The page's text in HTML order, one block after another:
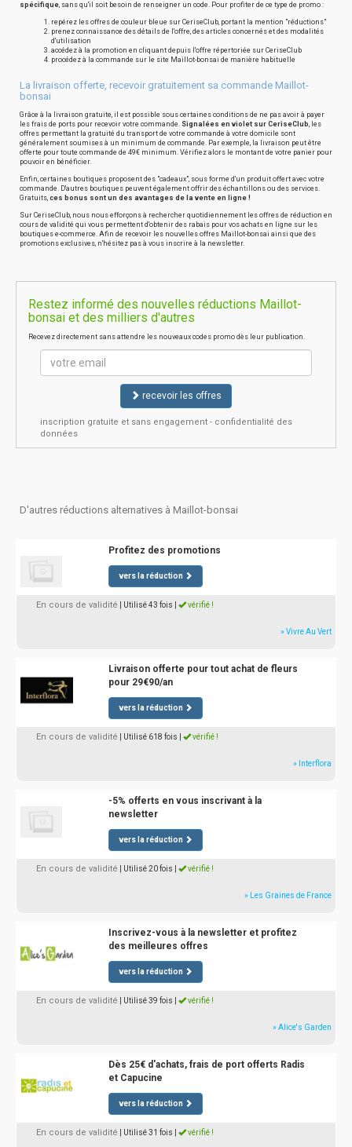
spécifique, sans qu'il soit besoin de renseigner un code. Pour profiter de ce type de promo :
repérez les offres de couleur bleue sur CeriseClub, portant la mention "réductions"
prenez connaissance des détails de l'offre, des articles concernés et des modalités
d'utilisation
accédez à la promotion en cliquant depuis l'offre répertoriée sur CeriseClub
procédez à la commande sur le site Maillot-bonsai de manière habituelle
La livraison offerte, recevoir gratuitement sa commande Maillot-
bonsai
Grâce à la livraison gratuite, il est possible sous certaines conditions de ne pas avoir à payer
les frais de ports pour recevoir votre commande. Signalées en violet sur CeriseClub, les
offres permettant la gratuité du transport de votre commande à votre domicile sont
généralement soumises à un minimum de commande. Par exemple, la livraison peut être
offerte pour toute commande de 49€ minimum. Vérifiez alors le montant de votre panier pour
pouvoir en bénéficier.
Enfin, certaines boutiques proposent des "cadeaux", sous forme d'un produit offert avec votre
commande. D'autres boutiques peuvent également offrir des échantillons ou des services.
Gratuits, ces bonus sont un des avantages de la vente en ligne !
Sur CeriseClub, nous nous efforçons à rechercher quotidiennement les offres de réduction en
cours de validité qui vous permettent d'obtenir des rabais pour vos achats en ligne sur les
boutiques e-commerce. Afin de recevoir les nouvelles offres Maillot-bonsai ainsi que des
promotions exclusives, n'hésitez pas à vous inscrire à la newsletter.
Restez informé des nouvelles réductions Maillot-
bonsai et des milliers d'autres
Recevez directement sans attendre les nouveaux codes promo dès leur publication.
recevoir les offres
inscription gratuite et sans engagement - confidentialité des
données
D'autres réductions alternatives à Maillot-bonsai
Profitez des promotions
vers la réduction
En cours de validité | Utilisé 43 fois vérifié !
» Vivre Au Vert
Livraison offerte pour tout achat de fleurs
pour 29€90/an
vers la réduction
En cours de validité | Utilisé 618 fois vérifié !
» Interflora
-5% offerts en vous inscrivant à la
newsletter
vers la réduction
En cours de validité | Utilisé 20 fois vérifié !
» Les Graines de France
Inscrivez-vous à la newsletter et profitez
des meilleures offres
vers la réduction
En cours de validité | Utilisé 39 fois vérifié !
» Alice's Garden
Dès 25€ d'achats, frais de port offerts Radis
et Capucine
vers la réduction
En cours de validité | Utilisé 31 fois vérifié !